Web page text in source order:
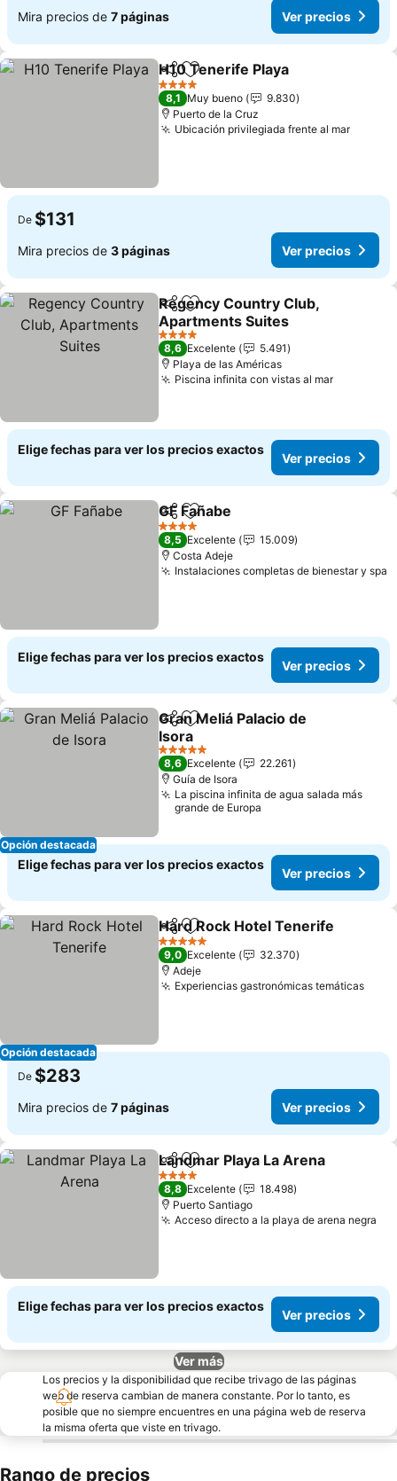
Mira precios de 7 páginas Ver precios
CompartirAgregar a favoritos
H10 Tenerife Playa
4 Estrellas
8,1 Muy bueno
9.830
Puerto de la Cruz
Ubicación privilegiada frente al mar
De $131
Mira precios de 3 páginas Ver precios
CompartirAgregar a favoritos
Regency Country Club,
Apartments Suites
4 Estrellas
8,6 Excelente
5.491
Playa de las Américas
Piscina infinita con vistas al mar
Elige fechas para ver los precios exactos
Ver precios
CompartirAgregar a favoritos
GF Fañabe
4 Estrellas
8,5 Excelente
15.009
Costa Adeje
Instalaciones completas de bienestar y spa
Elige fechas para ver los precios exactos
Ver precios
Opción destacada
CompartirAgregar a favoritos
Gran Meliá Palacio de
Isora
5 Estrellas
8,6 Excelente
22.261
Guía de Isora
La piscina infinita de agua salada más
grande de Europa
Elige fechas para ver los precios exactos
Ver precios
Opción destacada
CompartirAgregar a favoritos
Hard Rock Hotel Tenerife
5 Estrellas
9,0 Excelente
32.370
Adeje
Experiencias gastronómicas temáticas
De $283
Mira precios de 7 páginas Ver precios
CompartirAgregar a favoritos
Landmar Playa La Arena
4 Estrellas
8,8 Excelente
18.498
Puerto Santiago
Acceso directo a la playa de arena negra
Elige fechas para ver los precios exactos
Ver precios
Ver más
Los precios y la disponibilidad que recibe trivago de las páginas
web de reserva cambian de manera constante. Por lo tanto, es
posible que no siempre encuentres en una página web de reserva
la misma oferta que viste en trivago.
Rango de precios